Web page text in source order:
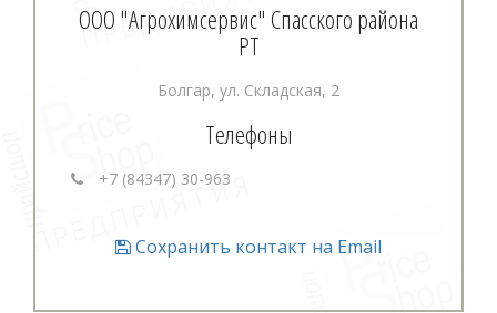
ООО "Агрохимсервис" Спасского района
РТ
Болгар, ул. Складская, 2
Телефоны
+7 (84347) 30-963
Сохранить контакт на Email